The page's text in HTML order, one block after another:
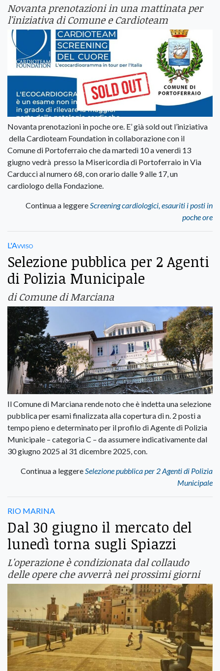
Novanta prenotazioni in una mattinata per
l'iniziativa di Comune e Cardioteam
Novanta prenotazioni in poche ore. E’ già sold out l’iniziativa
della Cardioteam Foundation in collaborazione con il
Comune di Portoferraio che da martedì 10 a venerdì 13
giugno vedrà presso la Misericordia di Portoferraio in Via
Carducci al numero 68, con orario dalle 9 alle 17, un
cardiologo della Fondazione.
Continua a leggereScreening cardiologici, esauriti i posti in
poche ore
L'Avviso
Selezione pubblica per 2 Agenti
di Polizia Municipale
di Comune di Marciana
Il Comune di Marciana rende noto che è indetta una selezione
pubblica per esami finalizzata alla copertura di n. 2 posti a
tempo pieno e determinato per il profilo di Agente di Polizia
Municipale – categoria C – da assumere indicativamente dal
30 giugno 2025 al 31 dicembre 2025, con.
Continua a leggere Selezione pubblica per 2 Agenti di Polizia
Municipale
RIO MARINA
Dal 30 giugno il mercato del
lunedì torna sugli Spiazzi
L'operazione è condizionata dal collaudo
delle opere che avverrà nei prossimi giorni